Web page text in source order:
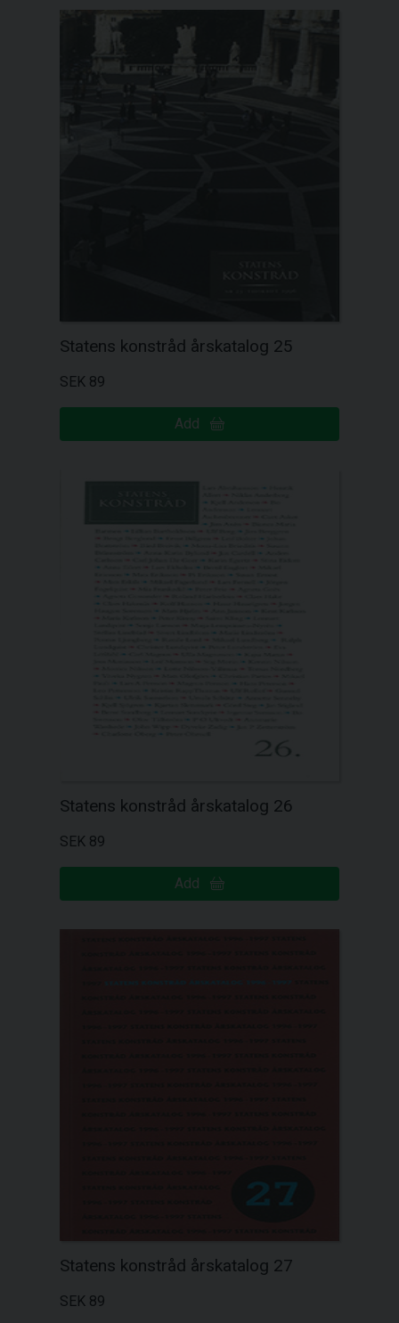
Statens konstråd årskatalog 25
SEK 89
Add
Statens konstråd årskatalog 26
SEK 89
Add
Statens konstråd årskatalog 27
SEK 89